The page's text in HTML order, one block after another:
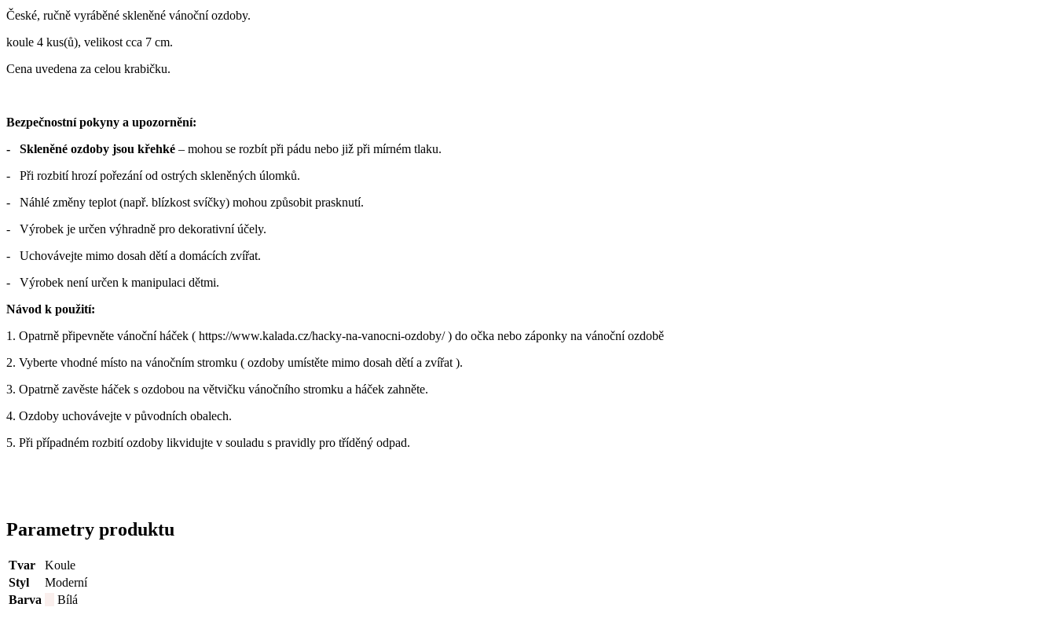
České, ručně vyráběné skleněné vánoční ozdoby.
koule 4 kus(ů), velikost cca 7 cm.
Cena uvedena za celou krabičku.
Bezpečnostní pokyny a upozornění:
- Skleněné ozdoby jsou křehké – mohou se rozbít při pádu nebo již při mírném tlaku.
- Při rozbití hrozí pořezání od ostrých skleněných úlomků.
- Náhlé změny teplot (např. blízkost svíčky) mohou způsobit prasknutí.
- Výrobek je určen výhradně pro dekorativní účely.
- Uchovávejte mimo dosah dětí a domácích zvířat.
- Výrobek není určen k manipulaci dětmi.
Návod k použití:
1. Opatrně připevněte vánoční háček ( https://www.kalada.cz/hacky-na-vanocni-ozdoby/ ) do očka nebo záponky na vánoční ozdobě
2. Vyberte vhodné místo na vánočním stromku ( ozdoby umístěte mimo dosah dětí a zvířat ).
3. Opatrně zavěste háček s ozdobou na větvičku vánočního stromku a háček zahněte.
4. Ozdoby uchovávejte v původních obalech.
5. Při případném rozbití ozdoby likvidujte v souladu s pravidly pro tříděný odpad.
Parametry produktu
Tvar
Koule
Styl
Moderní
Barva
Bílá